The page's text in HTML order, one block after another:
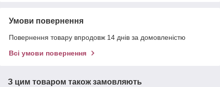
Умови повернення
Повернення товару впродовж 14 днів за домовленістю
Всі умови повернення
З цим товаром також замовляють